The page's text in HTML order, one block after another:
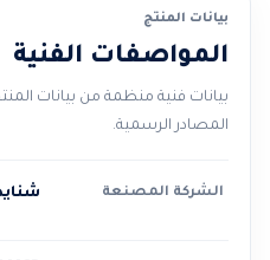
بيانات المنتج
المواصفات الفنية
بيانات فنية منظمة من بيانات
المصادر الرسمية.
الشركة المصنعة